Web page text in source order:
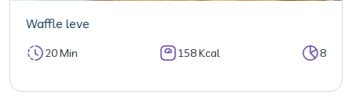
Waffle leve
20 Min 158 Kcal 8